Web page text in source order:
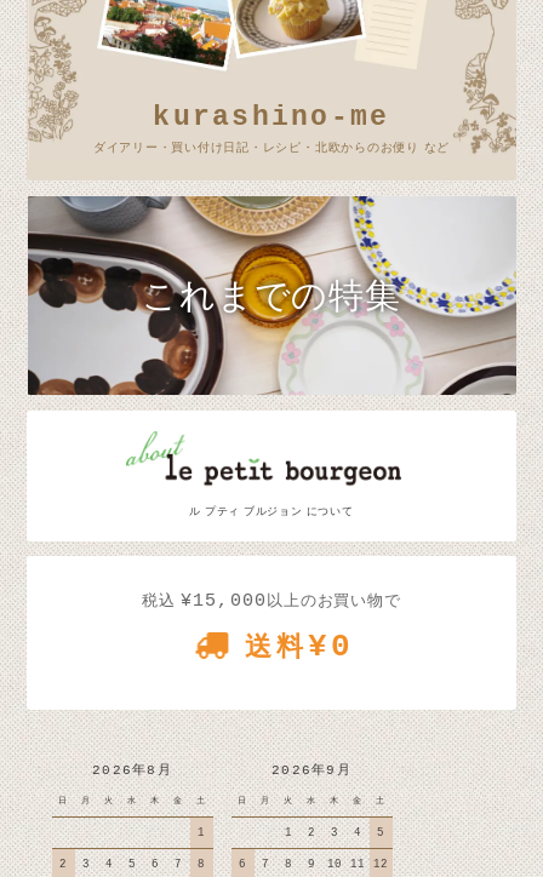
kurashino-me
ダイアリー・買い付け日記・レシピ・北欧からのお便り など
これまでの特集
ル プティ ブルジョン について
税込 ¥15,000 以上のお買い物で
送料¥0
2026年8月
日 月 火 水 木 金 土
1
2 3 4 5 6 7 8
2026年9月
日 月 火 水 木 金 土
1 2 3 4 5
6 7 8 9 10 11 12